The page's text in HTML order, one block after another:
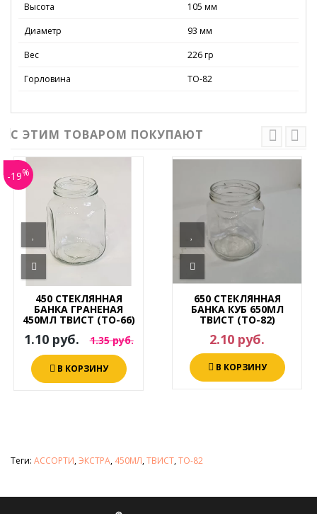
Высота
105 мм
Диаметр
93 мм
Вес
226 гр
Горловина
ТО-82
С ЭТИМ ТОВАРОМ ПОКУПАЮТ
450 СТЕКЛЯННАЯ
БАНКА ГРАНЕНАЯ
450МЛ ТВИСТ (ТО-66)
1.10 руб. 1.35 руб.
-19%
В КОРЗИНУ
650 СТЕКЛЯННАЯ
БАНКА КУБ 650МЛ
ТВИСТ (ТО-82)
2.10 руб.
В КОРЗИНУ
Теги: АССОРТИ,ЭКСТРА, 450МЛ,ТВИСТ,ТО-82